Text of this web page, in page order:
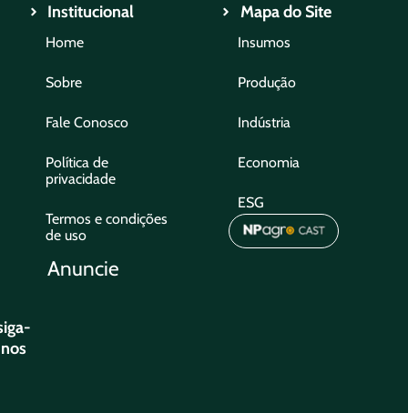
Institucional
Home
Sobre
Fale Conosco
Política de
privacidade
Termos e condições
de uso
Anuncie
Mapa do Site
Insumos
Produção
Indústria
Economia
ESG
nos